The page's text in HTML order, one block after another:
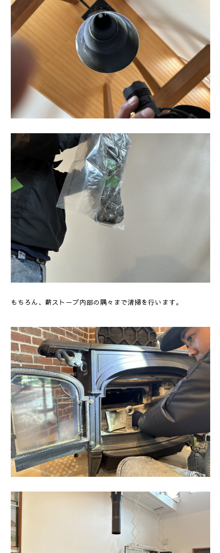
もちろん、薪ストーブ内部の隅々まで清掃を行います。